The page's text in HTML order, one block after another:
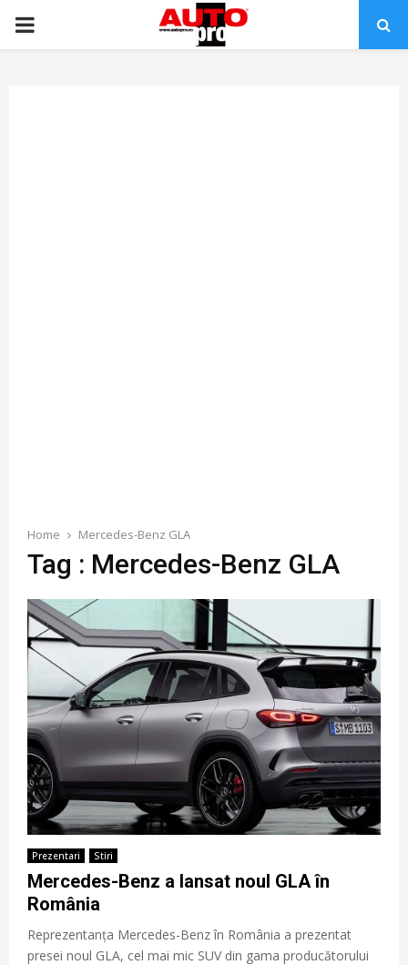
PRIMARY
Home Mercedes-Benz GLA
Tag : Mercedes-Benz GLA
Prezentari Stiri
Mercedes-Benz a lansat noul GLA în
România
Reprezentanța Mercedes-Benz în România a prezentat
presei noul GLA, cel mai mic SUV din gama producătorului